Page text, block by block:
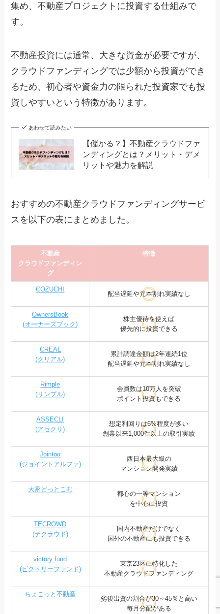
集め、不動産プロジェクトに投資する仕組みで
す。
不動産投資には通常、大きな資金が必要ですが、
クラウドファンディングでは少額から投資ができ
るため、初心者や資金力の限られた投資家でも投
資しやすいという特徴があります。
あわせて読みたい
【儲かる？】不動産クラウドファ
ンディングとは？メリット・デメ
リットや魅力を解説
おすすめの不動産クラウドファンディングサービ
スを以下の表にまとめました。
不動産
クラウドファンディン
グ
特徴
COZUCHI
配当遅延や元本割れ実績なし
OwnersBook
(オーナーズブック)
株主優待を使えば
優先的に投資できる
CREAL
(クリアル)
累計調達金額は2年連続1位
配当遅延や元本割れ実績なし
Rimple
(リンプル)
会員数は10万人を突破
ポイント投資もできる
ASSECLI
(アセクリ)
想定利回りは6%程度が多い
創業以来1,000件以上の取引実績
Jointoα
(ジョイントアルファ)
西日本最大級の
マンション開発実績
大家どっとこむ
都心の一等マンション
を中心に投資
TECROWD
(テクラウド)
国内不動産だけでなく
国外の不動産にも投資できる
victory fund
(ビクトリーファンド)
東京23区に特化した
不動産クラウドファンディング
ちょこっと不動産
劣後出資の割合が30～45％と高い
毎月分配がある